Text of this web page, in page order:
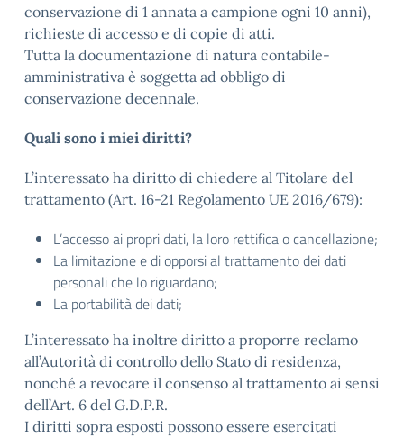
conservazione di 1 annata a campione ogni 10 anni),
richieste di accesso e di copie di atti.
Tutta la documentazione di natura contabile-
amministrativa è soggetta ad obbligo di
conservazione decennale.
Quali sono i miei diritti?
L’interessato ha diritto di chiedere al Titolare del
trattamento (Art. 16-21 Regolamento UE 2016/679):
L’accesso ai propri dati, la loro rettifica o cancellazione;
La limitazione e di opporsi al trattamento dei dati
personali che lo riguardano;
La portabilità dei dati;
L’interessato ha inoltre diritto a proporre reclamo
all’Autorità di controllo dello Stato di residenza,
nonché a revocare il consenso al trattamento ai sensi
dell’Art. 6 del G.D.P.R.
I diritti sopra esposti possono essere esercitati